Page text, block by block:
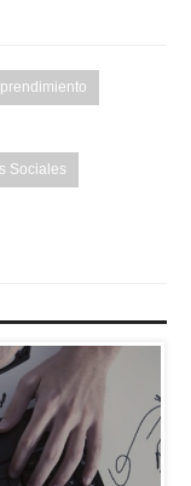
Sociales